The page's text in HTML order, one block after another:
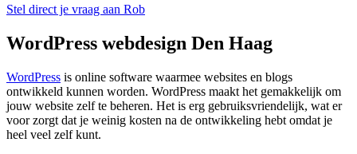
Stel direct je vraag aan Rob
WordPress webdesign Den Haag
WordPress is online software waarmee websites en blogs
ontwikkeld kunnen worden. WordPress maakt het gemakkelijk om
jouw website zelf te beheren. Het is erg gebruiksvriendelijk, wat er
voor zorgt dat je weinig kosten na de ontwikkeling hebt omdat je
heel veel zelf kunt.